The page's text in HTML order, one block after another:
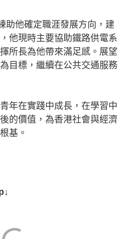
他確定職涯發展方向，建
他現時主要協助鐵路供電系
所長為他帶來滿足感。展望
目標，繼續在公共交通服務
在實踐中成長，在學習中
的價值，為香港社會與經濟
基。